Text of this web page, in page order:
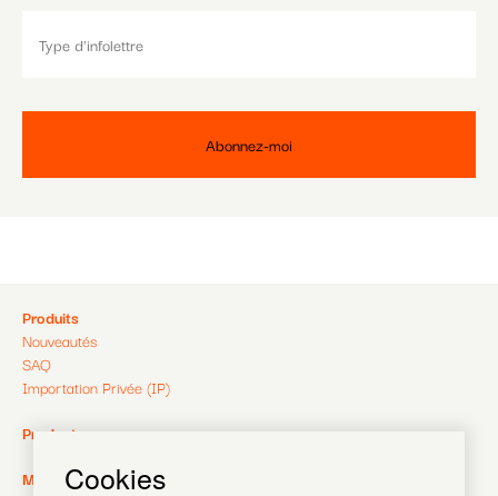
Cookies
Pied
de
page
Produits
Nouveautés
SAQ
Importation Privée (IP)
Pied
Producteurs
MagaZine